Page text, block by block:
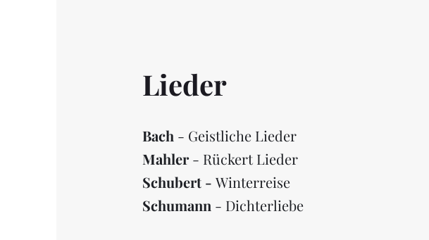
Lieder
Bach - Geistliche Lieder
Mahler- Rückert Lieder
Schubert - Winterreise
Schumann - Dichterliebe